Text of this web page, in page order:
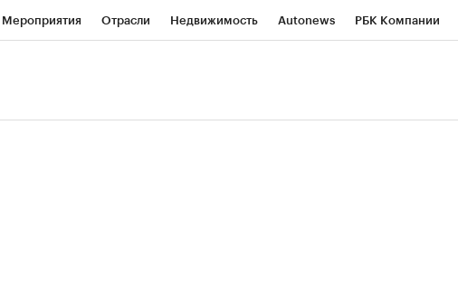
Мероприятия Отрасли Недвижимость Autonews РБК Компании